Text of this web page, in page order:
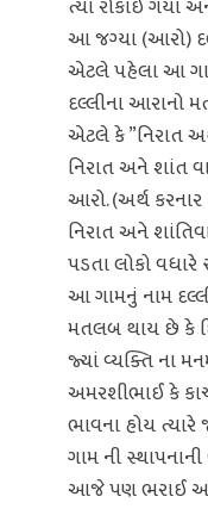
ત્યાં રોકાઈ ગયા
આ જગ્યા (આરો)
એટલે પહેલા આ
દલ્લીના આરાનો
એટલે કે ”નિરાત
નિરાત અને શાંત
આરો. (અર્થ
નિરાત અને
પડતા લોકો
આ ગામનું નામ
મતલબ થાય છે કે
જ્યાં વ્યક્તિ ના
અમરશીભાઈ કે
ભાવના હોય
ગામ ની
આજે પણ ભરાઈ